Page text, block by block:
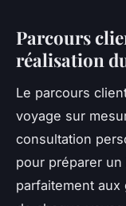
Parcours
réalisation
Le parcours
voyage sur
consultation
pour préparer
parfaitement